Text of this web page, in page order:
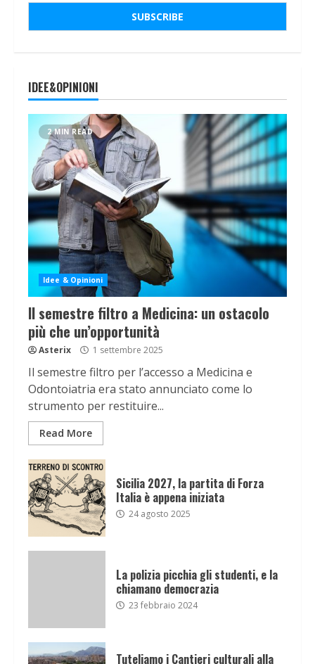
IDEE&OPINIONI
2 MIN READ
Idee & Opinioni
Il semestre filtro a Medicina: un ostacolo
più che un’opportunità
Asterix 1 settembre 2025
Il semestre filtro per l’accesso a Medicina e
Odontoiatria era stato annunciato come lo
strumento per restituire...
Read More
Sicilia 2027, la partita di Forza
Italia è appena iniziata
24 agosto 2025
La polizia picchia gli studenti, e la
chiamano democrazia
23 febbraio 2024
Tuteliamo i Cantieri culturali alla